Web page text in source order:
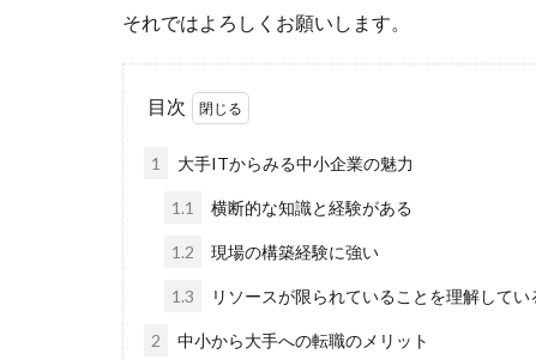
それではよろしくお願いします。
目次
1 大手ITからみる中小企業の魅力
1.1 横断的な知識と経験がある
1.2 現場の構築経験に強い
1.3 リソースが限られていることを理解してい
2 中小から大手への転職のメリット